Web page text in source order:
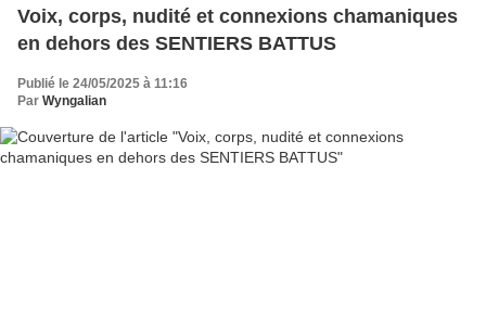
Voix, corps, nudité et connexions chamaniques
en dehors des SENTIERS BATTUS
Publié le 24/05/2025 à 11:16
Par Wyngalian